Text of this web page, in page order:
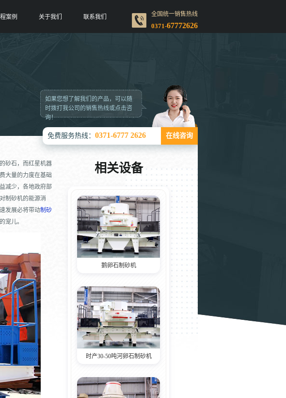
全国统一销售热线
0371-67772626
案例 关于我们 联系我们
砂石，而红星机器
大量的力度在基础
减少，各地政府部
制砂机的能源消
发展必将带动制砂
宠儿。
免费服务热线： 0371-6777 2626 在线咨询
如果您想了解我们的产品，可以随
时拨打我公司的销售热线或点击咨
询！
相关设备
鹅卵石制砂机
时产30-50吨河卵石制砂机